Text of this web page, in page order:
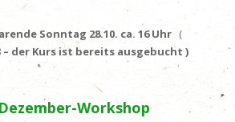
Sonntag 28.10. ca. 16 Uhr (
– der Kurs ist bereits ausgebucht )
Dezember-Workshop